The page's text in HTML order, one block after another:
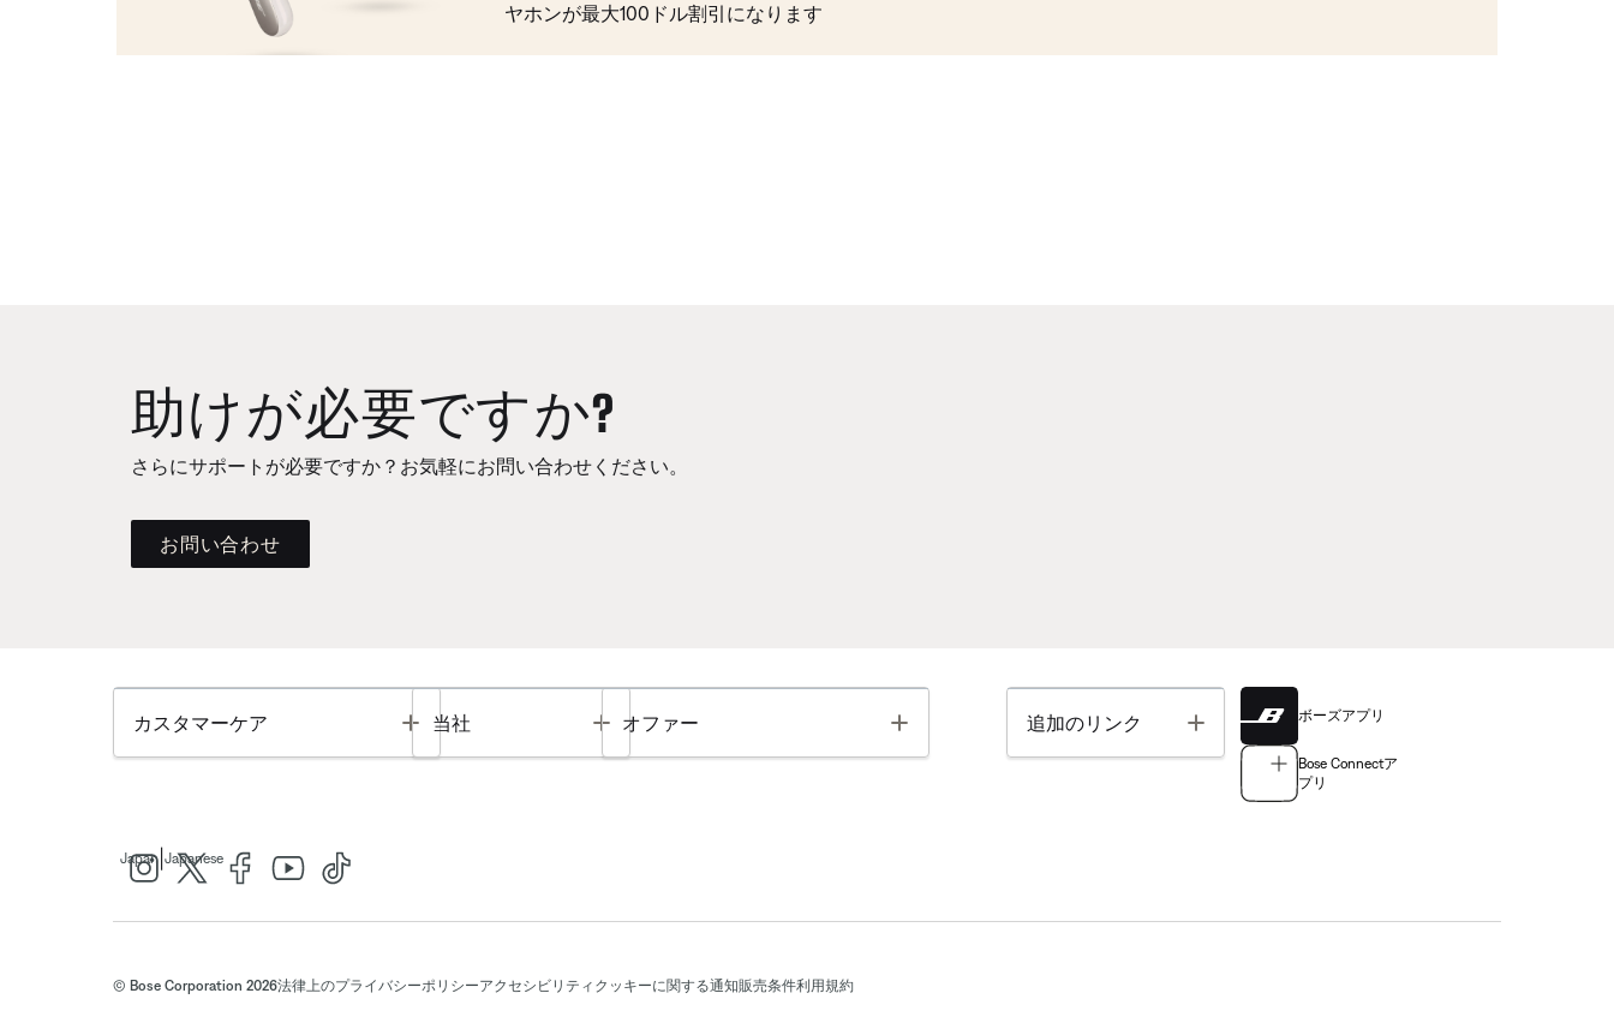
ヤホンが最大100ドル割引になります
助けが必要ですか?
さらにサポートが必要ですか？お気軽にお問い合わせください。
お問い合わせ
カスタマーケア Toggle
当社 Toggle
オファー Toggle 追加のリンク Toggle ボーズアプリ
Bose Connectア
プリ
Japan Japanese
© Bose Corporation 2026法律上のプライバシーポリシーアクセシビリティ クッキーに関する通知販売条件利用規約